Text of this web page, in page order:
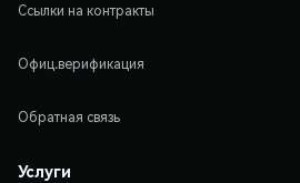
Ссылки на контракты
Офиц.верификация
Обратная связь
Услуги